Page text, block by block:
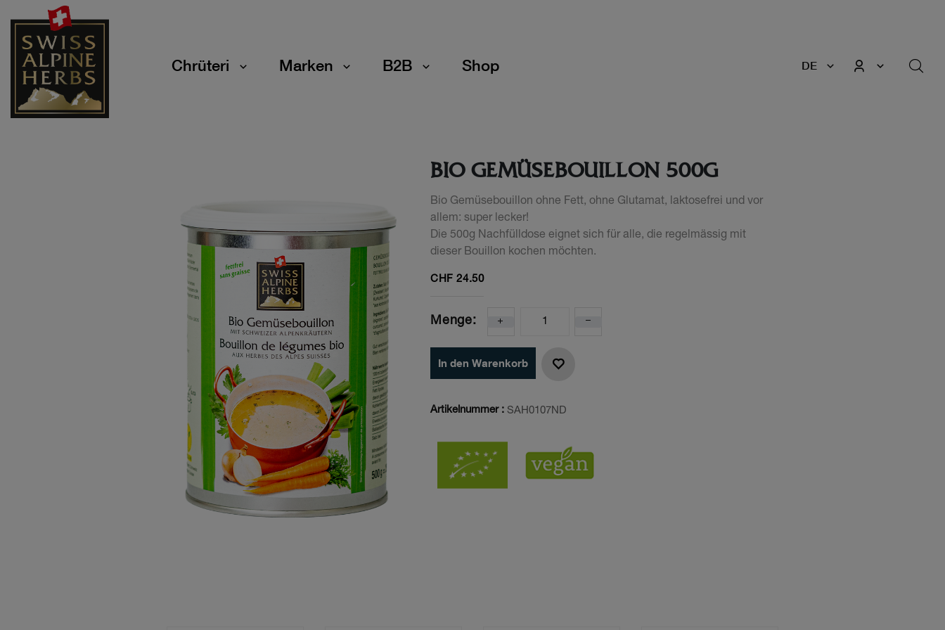
Chrüteri Marken B2B Shop DE
BIO GEMÜSEBOUILLON 500G
Bio Gemüsebouillon ohne Fett, ohne Glutamat, laktosefrei und vor
allem: super lecker!
Die 500g Nachfülldose eignet sich für alle, die regelmässig mit
dieser Bouillon kochen möchten.
CHF24.50
Menge:
In den Warenkorb
Artikelnummer : SAH0107ND